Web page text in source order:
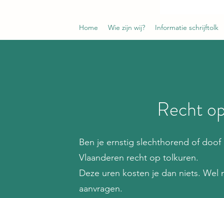
Home Wie zijn wij? Informatie schrijftolk
Recht
Ben je ernstig slechthorend of
Vlaanderen recht op tolkuren.
Deze uren kosten je dan niets.
aanvragen.